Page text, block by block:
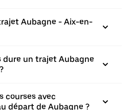
Aubagne - Aix-en-
dure un trajet Aubagne
courses avec
départ de Aubagne ?